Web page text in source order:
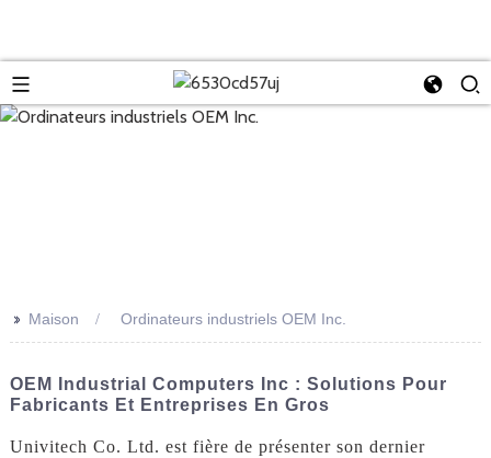
>> Maison Ordinateurs industriels OEM Inc.
OEM Industrial Computers Inc : Solutions Pour
Fabricants Et Entreprises En Gros
Univitech Co. Ltd. est fière de présenter son dernier